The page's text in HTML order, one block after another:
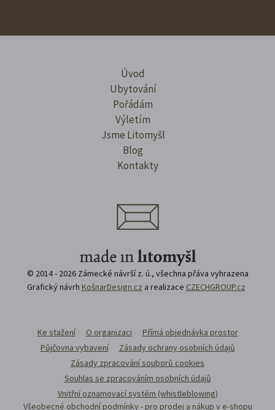
Úvod
Ubytování
Pořádám
Výletím
Jsme Litomyšl
Blog
Kontakty
© 2014 - 2026 Zámecké návrší z. ú., všechna přáva vyhrazena
Grafický návrh KošnarDesign.cz a realizace CZECHGROUP.cz
Ke stažení O organizaci
Přímá objednávka prostor
Půjčovna vybavení
Zásady ochrany osobních údajů
Zásady zpracování souborů cookies
Souhlas se zpracováním osobních údajů
Vnitřní oznamovací systém (whistleblowing)
Všeobecné obchodní podmínky - pro prodej a nákup v e-shopu